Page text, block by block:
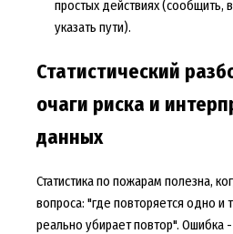
простых действиях (сообщить,
указать пути).
Статистический
очаги риска и
данных
Статистика по пожарам полезна,
вопроса: "где повторяется одно и
реально убирает повтор". Ошибка